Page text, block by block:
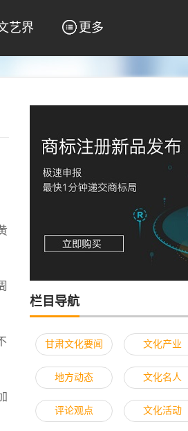
艺界 更多
栏目导航
甘肃文化要闻 文化产业
地方动态 文化名人
评论观点 文化活动